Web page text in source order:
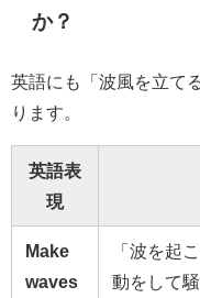
か？
英語にも「波風を立て
ります。
英語表
現
Make
waves
「波を起
動をして